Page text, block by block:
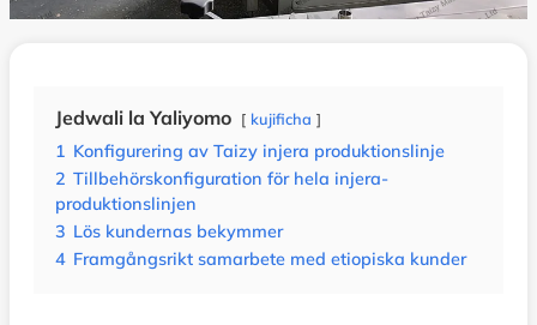
Jedwali la Yaliyomo kujificha
1 Konfigurering av Taizy injera produktionslinje
2 Tillbehörskonfiguration för hela injera-
produktionslinjen
3 Lös kundernas bekymmer
4 Framgångsrikt samarbete med etiopiska kunder